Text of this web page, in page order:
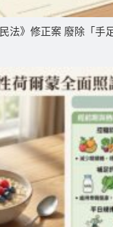
法》修正案 廢除「手